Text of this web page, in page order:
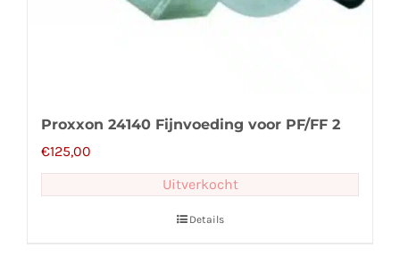
Proxxon 24140 Fijnvoeding voor PF/FF 2
€125,00
Uitverkocht
Details